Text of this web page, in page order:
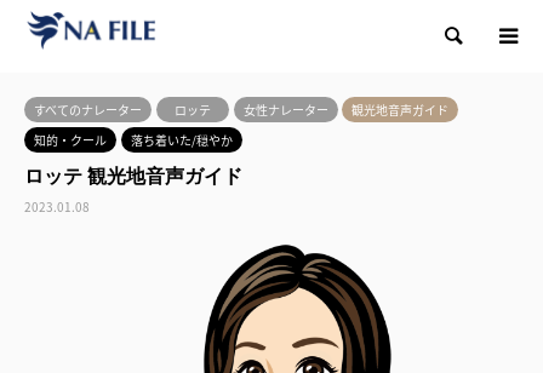
検索
すべてのナレーター ロッテ 女性ナレーター
観光地音声ガイド
知的・クール
落ち着いた/穏やか
ロッテ 観光地音声ガイド
2023.01.08